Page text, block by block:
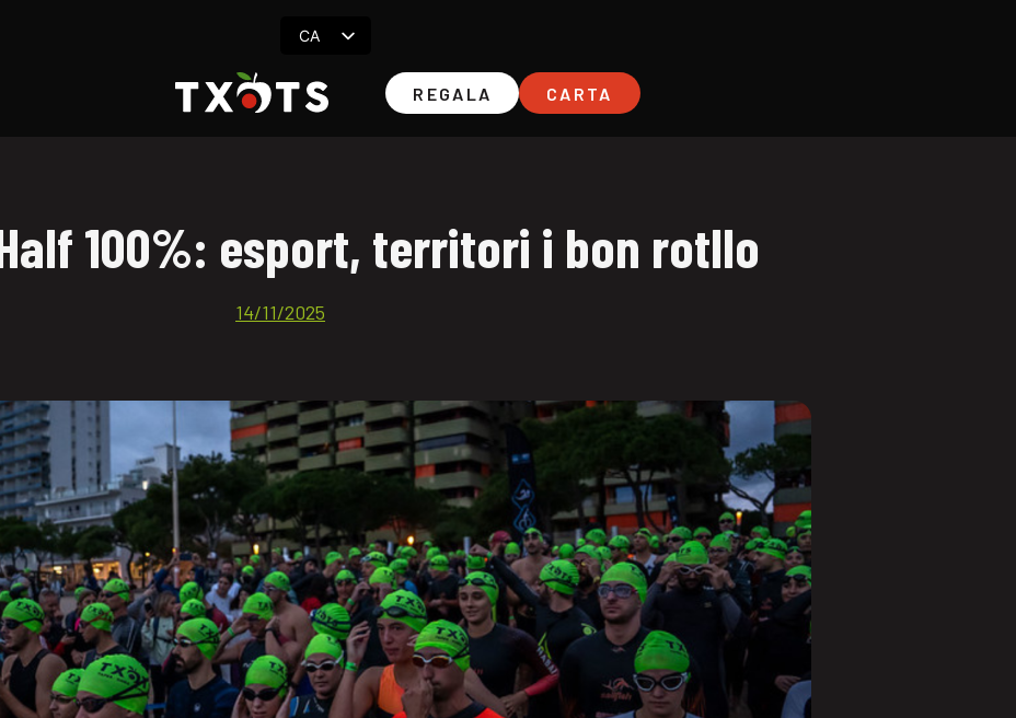
CA
EN
REGALA CARTA
100%: esport, territori i bon rotllo
14/11/2025